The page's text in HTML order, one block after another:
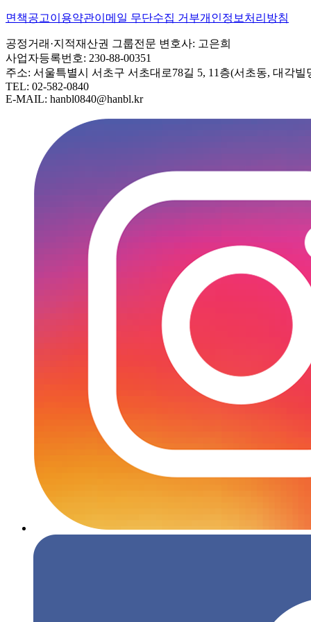
면책공고이용약관이메일 무단수집 거부개인정보처리방침
공정거래·지적재산권 그룹전문 변호사: 고은희
사업자등록번호: 230-88-00351
주소: 서울특별시 서초구 서초대로78길 5, 11층(서초동, 대각빌
TEL: 02-582-0840
E-MAIL: hanbl0840@hanbl.kr